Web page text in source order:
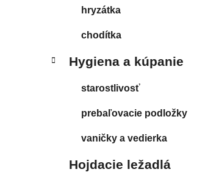
hryzátka
chodítka
Hygiena a kúpanie
starostlivosť
prebaľovacie podložky
vaničky a vedierka
Hojdacie ležadlá